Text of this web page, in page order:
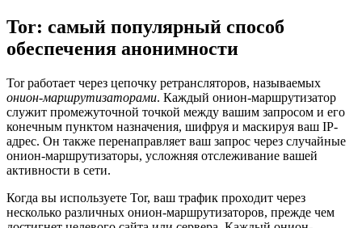
Tor: самый популярный способ
обеспечения анонимности
Tor работает через цепочку ретрансляторов, называемых
онион-маршрутизаторами. Каждый онион-маршрутизатор
служит промежуточной точкой между вашим запросом и его
конечным пунктом назначения, шифруя и маскируя ваш IP-
адрес. Он также перенаправляет ваш запрос через случайные
онион-маршрутизаторы, усложняя отслеживание вашей
активности в сети.
Когда вы используете Tor, ваш трафик проходит через
несколько различных онион-маршрутизаторов, прежде чем